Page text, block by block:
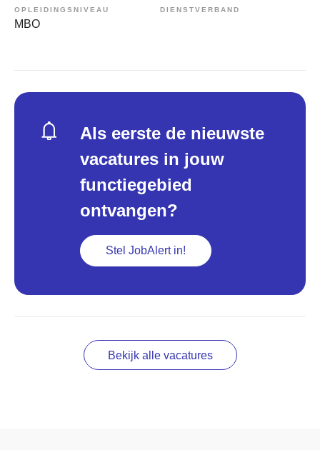
OPLEIDINGSNIVEAU
MBO
DIENSTVERBAND
Als eerste de nieuwste
vacatures in jouw
functiegebied
ontvangen?
Stel JobAlert in!
Bekijk alle vacatures